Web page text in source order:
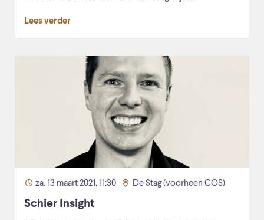
Lees verder
za. 13 maart 2021, 11:30 De Stag (voorheen COS)
Schier Insight